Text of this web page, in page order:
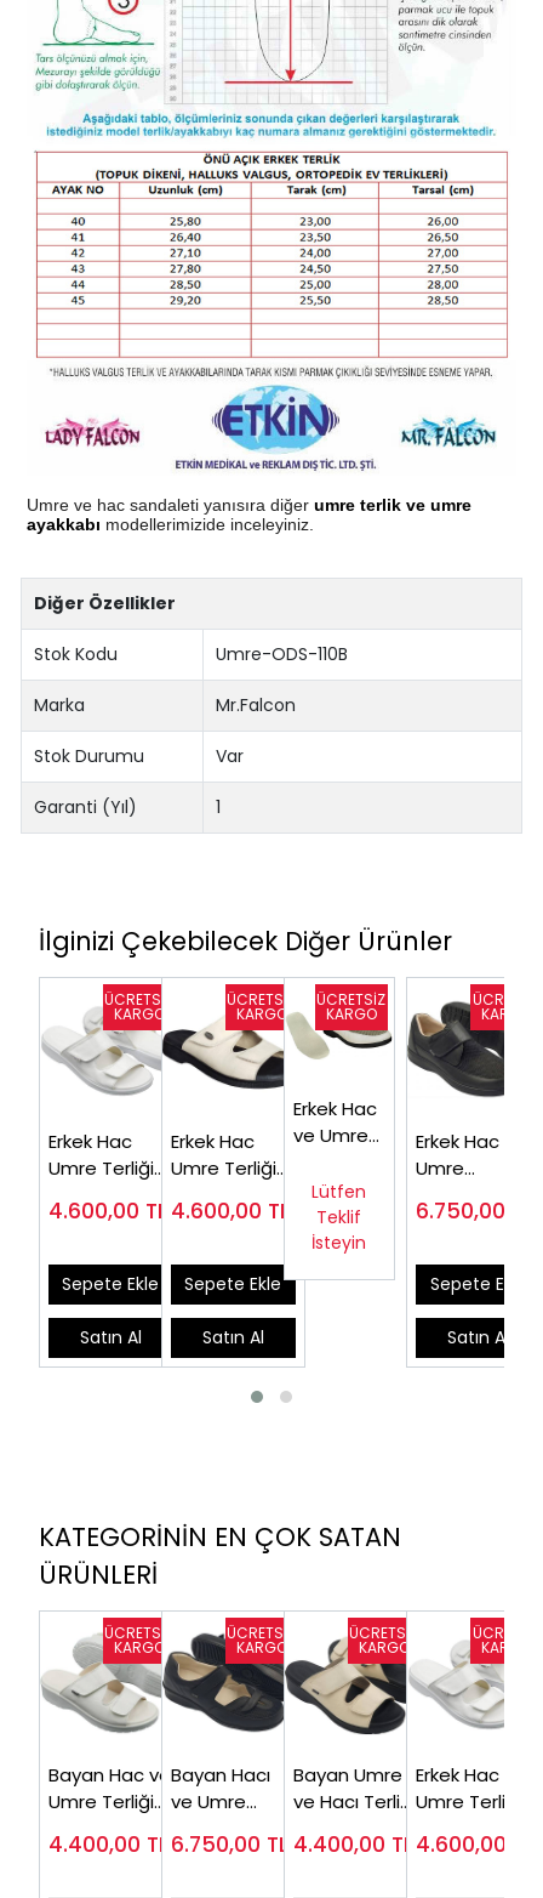
Umre ve hac sandaleti yanısıra diğer umre terlik ve umre
ayakkabı modellerimizide inceleyiniz.
Diğer Özellikler
Stok Kodu Umre-ODS-110B
Marka Mr.Falcon
Stok Durumu Var
Garanti (Yıl) 1
İlginizi Çekebilecek Diğer Ürünler
Erkek Hac
Umre Terliği
4.600,00 TL
Sepete Ekle
Satın Al
Erkek Hac
Umre Terliği
ORT13J (Çok
4.600,00 TL
Sepete Ekle
Satın Al
Erkek Hac
ve Umre
Bej
ODY52J
Lütfen
Teklif
İsteyin
Erkek Hac ve
Umre
Siyah Fileli
6.750,00
Sepete Ekle
Satın Al
KATEGORİNİN EN ÇOK SATAN
ÜRÜNLERİ
Bayan Hac ve
Umre Terliği
ORT07B
4.400,00 TL
Bayan Hacı
ve Umre
Siyah ODY03S
6.750,00 TL
Bayan Umre
ve Hacı Terliği
4.400,00 TL
Erkek Hac
Umre Terliği
4.600,00